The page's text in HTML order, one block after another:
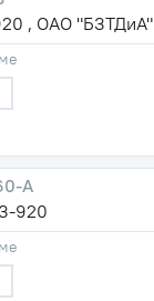
, ОАО "БЗТДиА"
А
920